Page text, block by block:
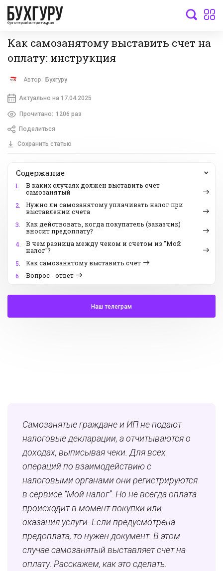
бухгалтерский интернет-журнал
Как самозанятому выставить счет на
оплату: инструкция
Автор: Бухгуру
Актуально на 17.04.2025
Прочитано: 1206 раз
Поделиться
Сохранить статью
Содержание
1.
В каких случаях должен выставить счет
самозанятый
2.
Нужно ли самозанятому уплачивать налог при
выставлении счета
3.
Как действовать, когда покупатель (заказчик)
вносит предоплату?
4.
В чем разница между чеком и счетом из "Мой
налог"?
5.
Как самозанятому выставить счет
6.
Вопрос - ответ
Наш телеграм
Самозанятые граждане и ИП не подают
налоговые декларации, а отчитываются о
доходах, выписывая чеки. Для всех
операций по взаимодействию с
налоговыми органами они регистрируются
в сервисе “Мой налог”. Но не всегда оплата
происходит в момент покупки или
оказания услуги. Если предусмотрена
предоплата, то нужен документ. В этом
случае самозанятый выставляет счет на
оплату. Расскажем, как это сделать.